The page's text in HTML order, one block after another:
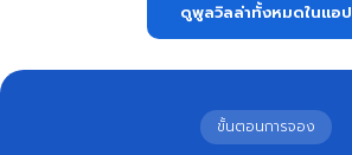
ดูพูลวิลล่าทั้งหมดในแอป
ขั้นตอนการจอง